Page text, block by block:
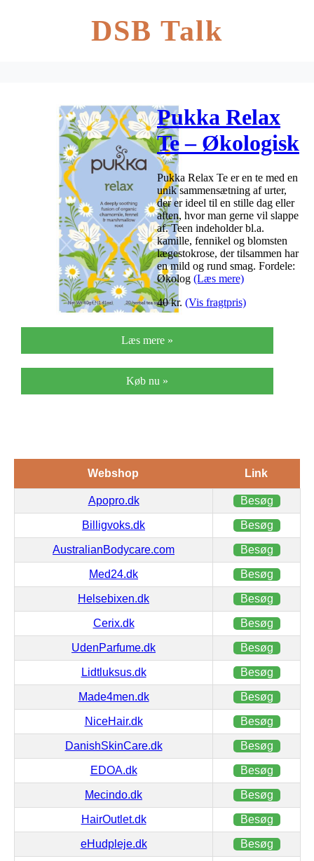
DSB Talk
Pukka Relax
Te – Økologisk
Pukka Relax Te er en te med en
unik sammensætning af urter,
der er ideel til en stille dag eller
aften, hvor man gerne vil slappe
af. Teen indeholder bl.a.
kamille, fennikel og blomsten
lægestokrose, der tilsammen har
en mild og rund smag. Fordele:
Økolog (Læs mere)
40 kr. (Vis fragtpris)
Læs mere »
Køb nu »
Webshop Link
Apopro.dk Besøg
Billigvoks.dk Besøg
AustralianBodycare.com Besøg
Med24.dk Besøg
Helsebixen.dk Besøg
Cerix.dk Besøg
UdenParfume.dk Besøg
Lidtluksus.dk Besøg
Made4men.dk Besøg
NiceHair.dk Besøg
DanishSkinCare.dk Besøg
EDOA.dk Besøg
Mecindo.dk Besøg
HairOutlet.dk Besøg
eHudpleje.dk Besøg